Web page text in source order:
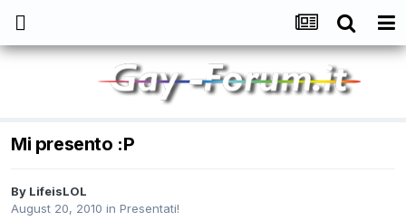
Mi presento :P
By LifeisLOL
August 20, 2010 in Presentati!